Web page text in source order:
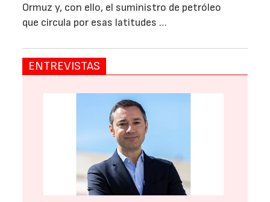
Ormuz y, con ello, el suministro de petróleo
que circula por esas latitudes …
ENTREVISTAS